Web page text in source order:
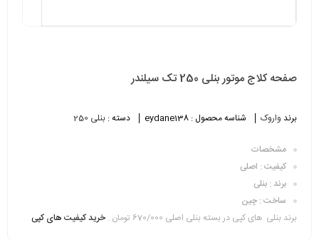
صفحه کلاج موتور بنلی 250 تک سیلندر
برند واروک شناسه محصول : eydane138 دسته : بنلی 250
مشخصات
کیفیت : اصلی
برند : بنلی
ساخت : چین
برند بنلی های کپی در بسته بنلی اصلی 670/000 تومان .
خرید کیفیت های کپی